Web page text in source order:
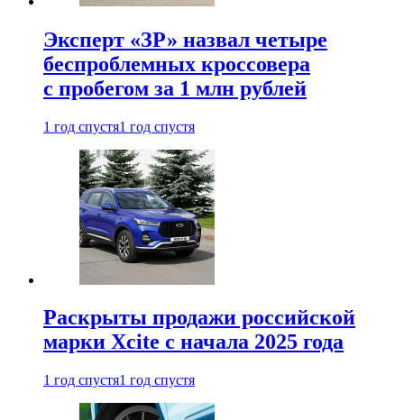
Эксперт «ЗР» назвал четыре
беспроблемных кроссовера
с пробегом за 1 млн рублей
1 год спустя1 год спустя
Раскрыты продажи российской
марки Xcite с начала 2025 года
1 год спустя1 год спустя